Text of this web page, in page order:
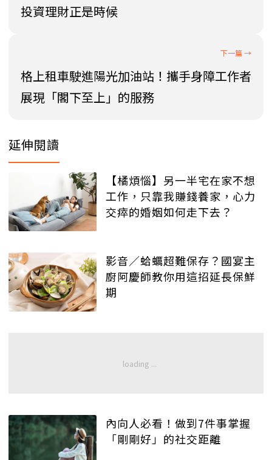
投資理財正是時候
格上租車駛進陽光加油站！攜手身障工作者
展現「閣下至上」的服務
延伸閱讀
【橘煩惱】另一半宅在家不想
工作，只靠我賺錢養家，心力
交瘁的婚姻如何走下去？
影音／蛤蠣超難保存？國宴主
廚阿慶師教你用這招延長保鮮
期
內向人必看！做到7件事掌握
「剛剛好」的社交距離